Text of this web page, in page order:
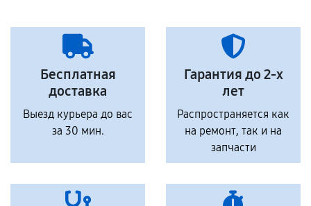
Бесплатная
доставка
Выезд курьера до вас
за 30 мин.
Гарантия до 2-х
лет
Распространяется как
на ремонт, так и на
запчасти